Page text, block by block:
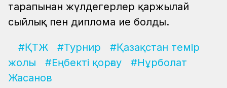
тарапынан жүлдегерлер қаржылай
сыйлық пен дипломға ие болды.
#ҚТЖ #Турнир
#Қазақстан темір
жолы
#Еңбекті қорғау
#Нұрболат
Жасанов